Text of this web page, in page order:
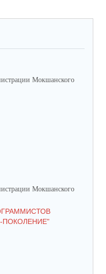
Мокшанского
Мокшанского
ПОКОЛЕНИЕ"